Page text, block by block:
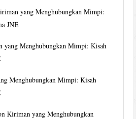
yang Menghubungkan Mimpi:
JNE
yang Menghubungkan Mimpi: Kisah
Menghubungkan Mimpi: Kisah
Kiriman yang Menghubungkan